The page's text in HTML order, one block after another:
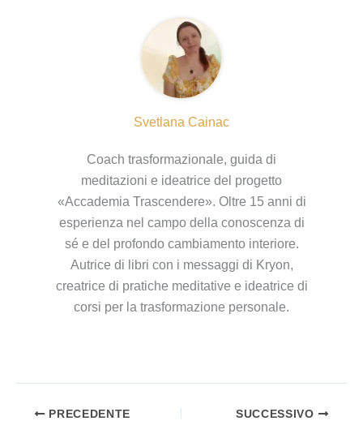
Svetlana Cainac
Coach trasformazionale, guida di
meditazioni e ideatrice del progetto
«Accademia Trascendere». Oltre 15 anni di
esperienza nel campo della conoscenza di
sé e del profondo cambiamento interiore.
Autrice di libri con i messaggi di Kryon,
creatrice di pratiche meditative e ideatrice di
corsi per la trasformazione personale.
PRECEDENTE SUCCESSIVO